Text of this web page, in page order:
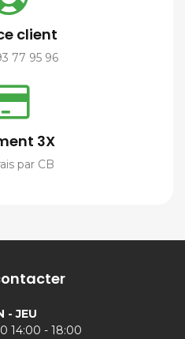
client
77 95 96
3X
par CB
- JEU
14:00 - 18:00